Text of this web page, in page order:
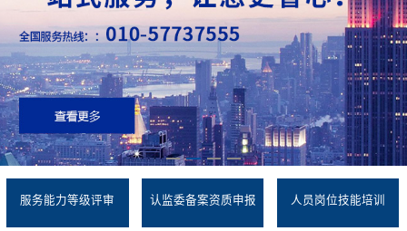
服务能力等级评审 认监委备案资质申报 人员岗位技能培训